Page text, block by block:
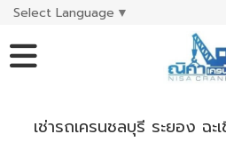
Select Language ▼
เช่ารถเครนชลบุรี ระยอง ฉ